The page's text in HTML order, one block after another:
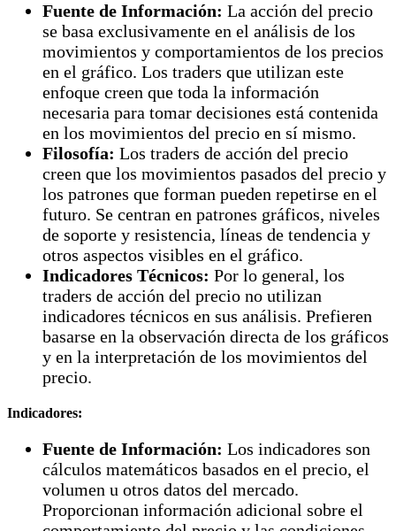
Fuente de Información: La acción del precio
se basa exclusivamente en el análisis de los
movimientos y comportamientos de los precios
en el gráfico. Los traders que utilizan este
enfoque creen que toda la información
necesaria para tomar decisiones está contenida
en los movimientos del precio en sí mismo.
Filosofía: Los traders de acción del precio
creen que los movimientos pasados del precio y
los patrones que forman pueden repetirse en el
futuro. Se centran en patrones gráficos, niveles
de soporte y resistencia, líneas de tendencia y
otros aspectos visibles en el gráfico.
Indicadores Técnicos: Por lo general, los
traders de acción del precio no utilizan
indicadores técnicos en sus análisis. Prefieren
basarse en la observación directa de los gráficos
y en la interpretación de los movimientos del
precio.
Indicadores:
Fuente de Información: Los indicadores son
cálculos matemáticos basados en el precio, el
volumen u otros datos del mercado.
Proporcionan información adicional sobre el